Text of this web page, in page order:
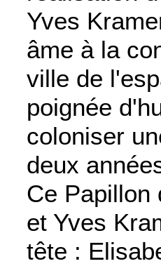
Yves
âme à la
ville de
poignée
coloniser
deux
Ce Papillon
et Yves
tête :